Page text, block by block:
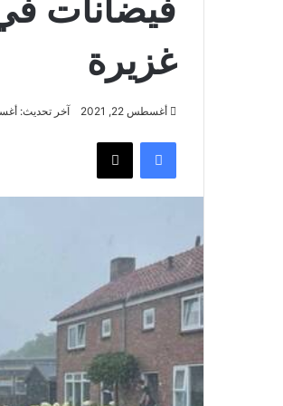
فيضانات
غزيرة
أغسطس 22, 2021 آخر تحديث: أغسطس
فيسبوك ‫X